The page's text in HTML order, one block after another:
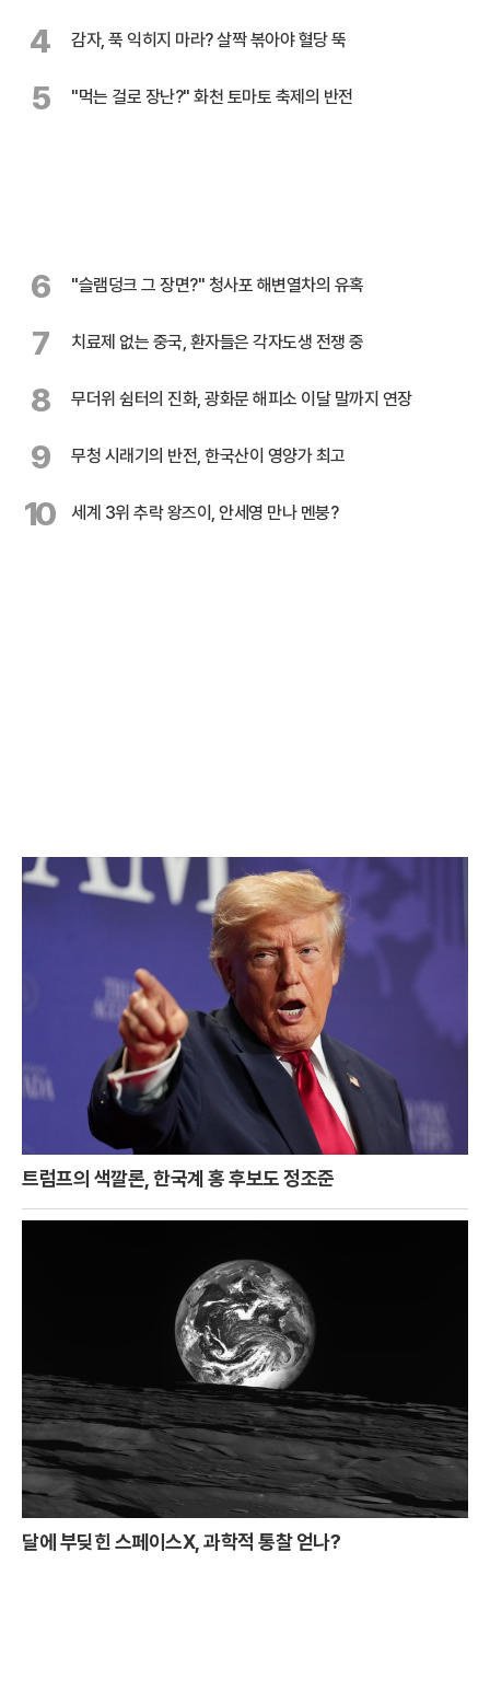
4
감자, 푹 익히지 마라? 살짝 볶아야 혈당 뚝
5 "먹는 걸로 장난?" 화천 토마토 축제의 반전
6 "슬램덩크 그 장면?" 청사포 해변열차의 유혹
7 치료제 없는 중국, 환자들은 각자도생 전쟁 중
8 무더위 쉼터의 진화, 광화문 해피소 이달 말까지 연장
9 무청 시래기의 반전, 한국산이 영양가 최고
10 세계 3위 추락 왕즈이, 안세영 만나 멘붕?
트럼프의 색깔론, 한국계 홍 후보도 정조준
달에 부딪힌 스페이스X, 과학적 통찰 얻나?